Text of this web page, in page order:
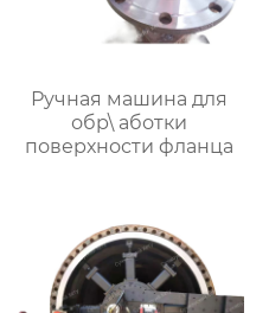
Ручная машина для
обр\ аботки
поверхности фланца